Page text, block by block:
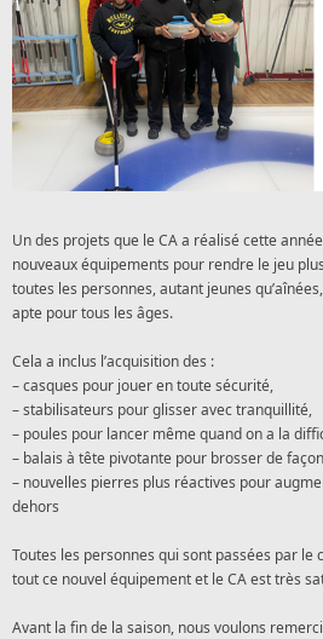
Un des projets que le CA a réalisé cette
nouveaux équipements pour rendre le jeu
toutes les personnes, autant jeunes
apte pour tous les âges.
Cela a inclus l’acquisition des :
– casques pour jouer en toute sécurité,
– stabilisateurs pour glisser avec tranquillité,
– poules pour lancer même quand on a la
– balais à tête pivotante pour brosser de
– nouvelles pierres plus réactives pour
dehors
Toutes les personnes qui sont passées par
tout ce nouvel équipement et le CA est très
Avant la fin de la saison, nous voulons